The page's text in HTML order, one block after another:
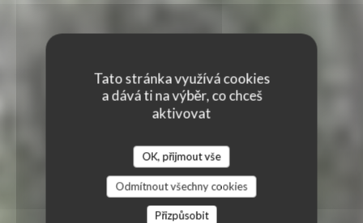
Tato stránka využívá cookies
a dává ti na výběr, co chceš
aktivovat
OK, přijmout vše
Odmítnout všechny cookies
Přizpůsobit